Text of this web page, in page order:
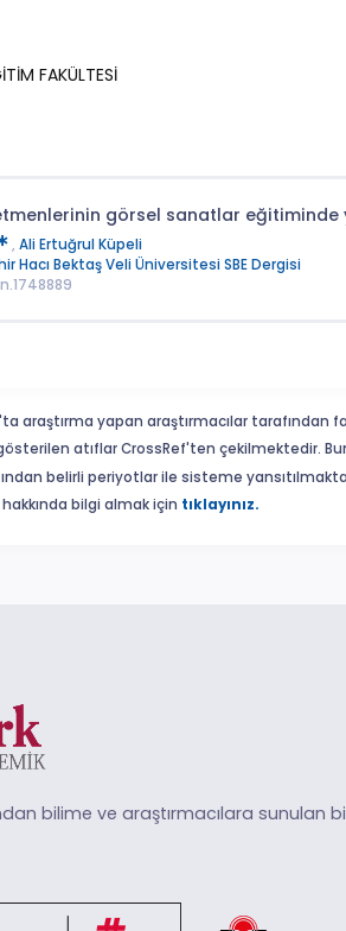
FAKÜLTESİ
görsel sanatlar eğitiminde
, Ali Ertuğrul Küpeli
Hacı Bektaş Veli Üniversitesi SBE Dergisi
araştırma yapan araştırmacılar
atıflar CrossRef'ten çekilmektedir.
belirli periyotlar ile sisteme
hakkında bilgi almak için tıklayınız.
bilime ve araştırmacılara sunulan